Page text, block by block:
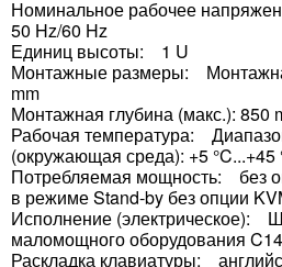
Номинальное рабочее
50 Hz/60 Hz
Единиц высоты: 1 U
Монтажные размеры:
mm
Монтажная глубина (макс.): 850
Рабочая температура:
(окружающая среда): +5 °C...+45
Потребляемая мощность: без
в режиме Stand-by без опции
Исполнение (электрическое):
маломощного оборудования C14
Раскладка клавиатуры: